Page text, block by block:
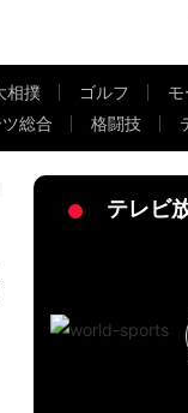
相撲 ゴルフ
総合 格闘技
に遊撃手が笑い始めた
テレビ